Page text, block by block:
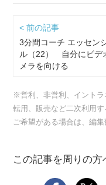
< 前の記事
3分間コーチ エッセン
ル（22） 自分にビデ
メラを向ける
※営利、非営利、イントラ
転用、販売など二次利用
ご希望がある場合は、編集
この記事を周りの方